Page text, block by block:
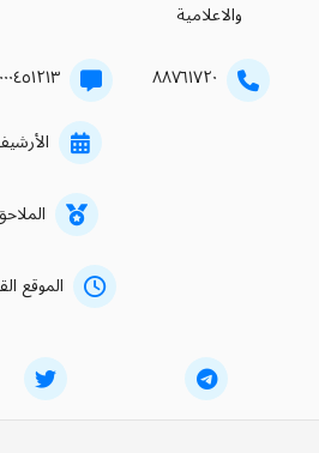
والاعلامية
۸۸۷٦۱۷۲۰
الموقع